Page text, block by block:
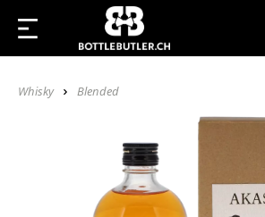
Whisky Blended